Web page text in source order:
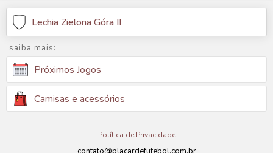
Lechia Zielona Góra II
saiba mais:
Próximos Jogos
Camisas e acessórios
Política de Privacidade